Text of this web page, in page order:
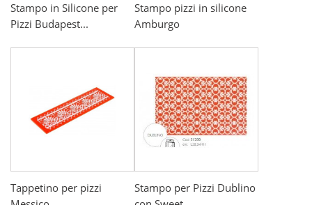
Stampo in Silicone per
Pizzi Budapest...
Stampo pizzi in silicone
Amburgo
Tappetino per pizzi
Stampo per Pizzi Dublino